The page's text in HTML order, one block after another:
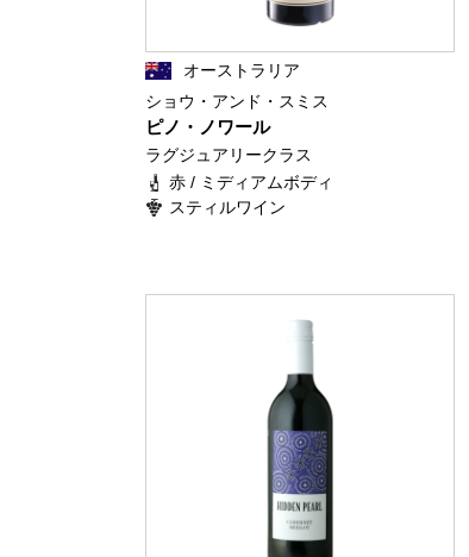
オーストラリア
ショウ・アンド・スミス
ピノ・ノワール
ラグジュアリークラス
赤 / ミディアムボディ
スティルワイン